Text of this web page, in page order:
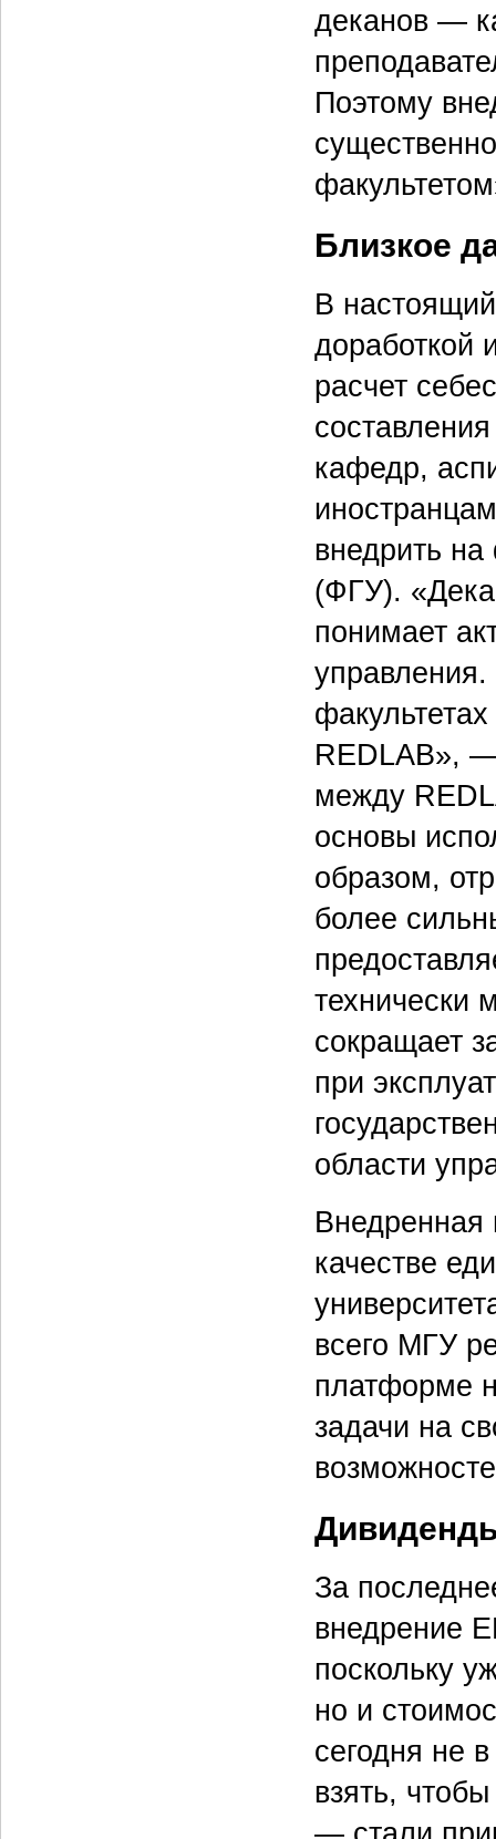
деканов —
Поэтому
Близкое
В
доработкой
расчет
кафедр,
внедрить на
(ФГУ).
понимает
REDLAB»,
между
основы
образом,
более
технически
сокращает
при
области
Внедренная
качестве
всего МГУ
платформе
задачи на
За
внедрение
поскольку
но и
сегодня не
взять,